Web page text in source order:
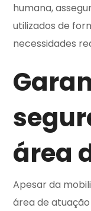
humana,
utilizados de
necessidades
área
Apesar da
área de